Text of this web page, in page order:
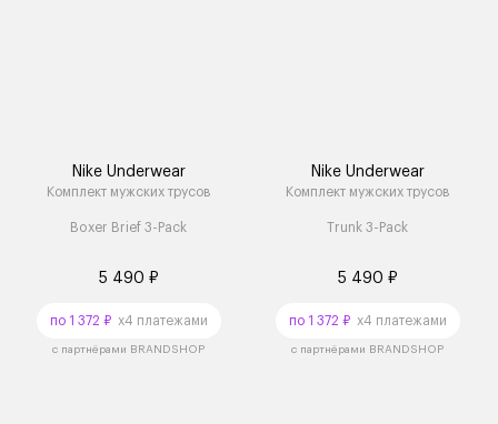
Nike Underwear
Комплект мужских трусов
Boxer Brief 3-Pack
5 490 ₽
по 1 372 ₽x4 платежами
с партнёрами BRANDSHOP
Nike Underwear
Комплект мужских трусов
Trunk 3-Pack
5 490 ₽
по 1 372 ₽x4 платежами
с партнёрами BRANDSHOP